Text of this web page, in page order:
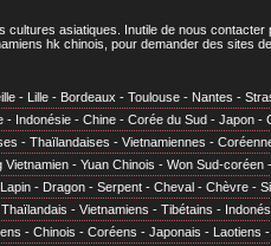
cultures asiatiques . Inutile de nous
hk chinois, pour demander des sites
- Lille - Bordeaux - Toulouse - Nantes -
- Indonésie - Chine - Corée du Sud - Japon -
- Thaïlandaises - Vietnamiennes -
Vietnamien - Yuan Chinois - Won Sud-coréen
Lapin - Dragon - Serpent - Cheval - Chèvre -
Thaïlandais - Vietnamiens - Tibétains -
- Chinois - Coréens - Japonais - Laotiens